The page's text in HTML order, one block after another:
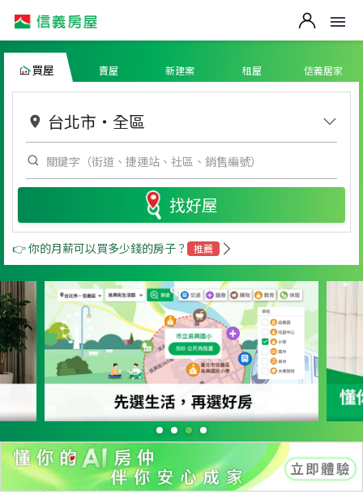
買屋 賣屋 新建案 租屋 信義居家
台北市 ・ 全區
找好屋
👉 你的月薪可以買多少錢的房子？ 推薦